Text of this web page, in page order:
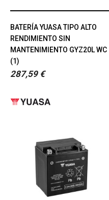
BATERÍA YUASA TIPO ALTO
RENDIMIENTO SIN
MANTENIMIENTO GYZ20L WC
(1)
287,59 €